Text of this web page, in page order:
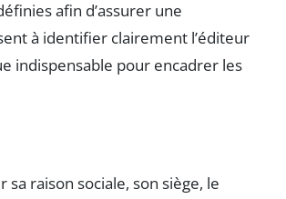
afin d’assurer une
à identifier clairement l’éditeur
indispensable pour encadrer les
raison sociale, son siège, le